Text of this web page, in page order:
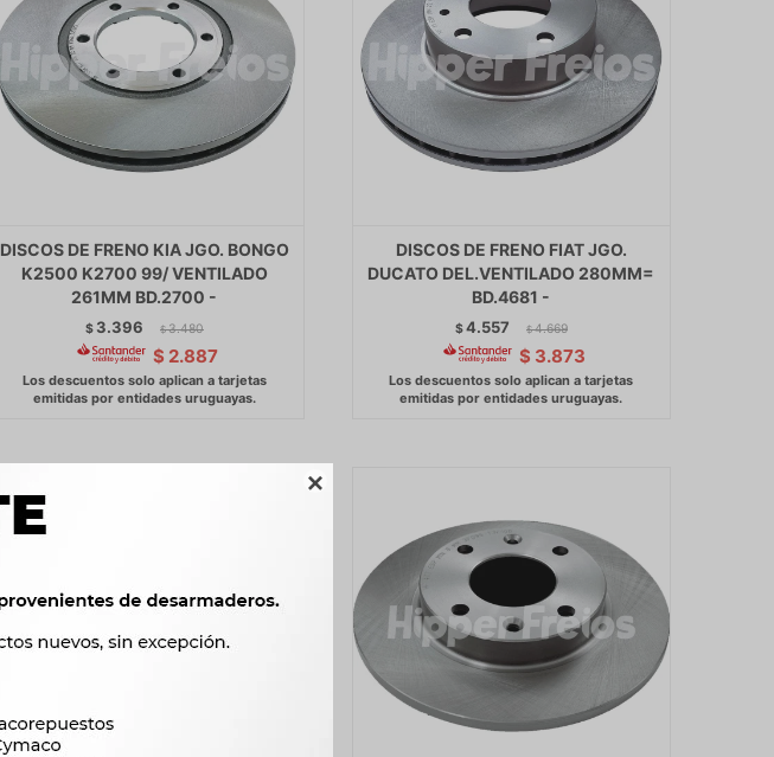

DISCOS DE FRENO KIA JGO. BONGO
K2500 K2700 99/ VENTILADO
261MM BD.2700 -
$ 3.396 $ 3.480
$ 2.887
DISCOS DE FRENO FIAT JGO.
DUCATO DEL.VENTILADO 280MM=
BD.4681 -
$4.557 $ 4.669
$ 3.873